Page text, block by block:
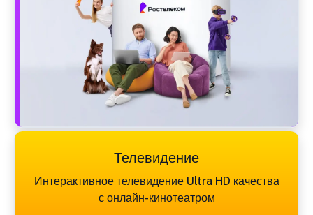
Телевидение
Интерактивное телевидение Ultra HD качества
с онлайн-кинотеатром